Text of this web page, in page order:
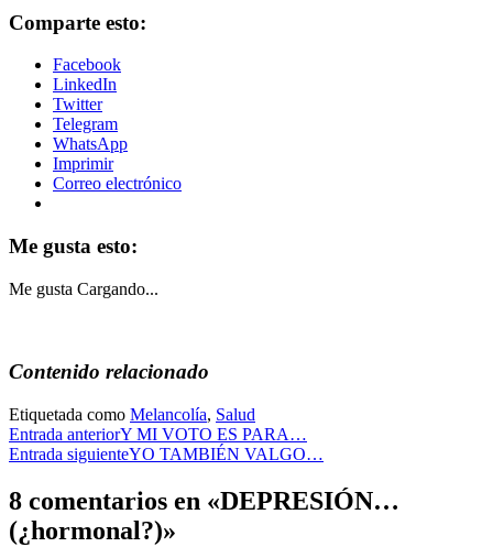
Comparte esto:
Facebook
LinkedIn
Twitter
Telegram
WhatsApp
Imprimir
Correo electrónico
Me gusta esto:
Me gusta Cargando...
Contenido relacionado
Publicada
en
Reflexiones
desvaríos
Etiquetada como Melancolía, Salud
Navegación
de
entradas
Entrada anteriorY MI VOTO ES PARA…
Entrada siguienteYO TAMBIÉN VALGO…
8 comentarios en «DEPRESIÓN…
(¿hormonal?)»